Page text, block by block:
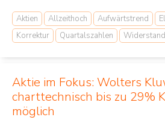
Aktien Allzeithoch Aufwärtstrend
Korrektur
Quartalszahlen Widerstand
Aktie im Fokus: Wolters
charttechnisch bis zu 29%
möglich